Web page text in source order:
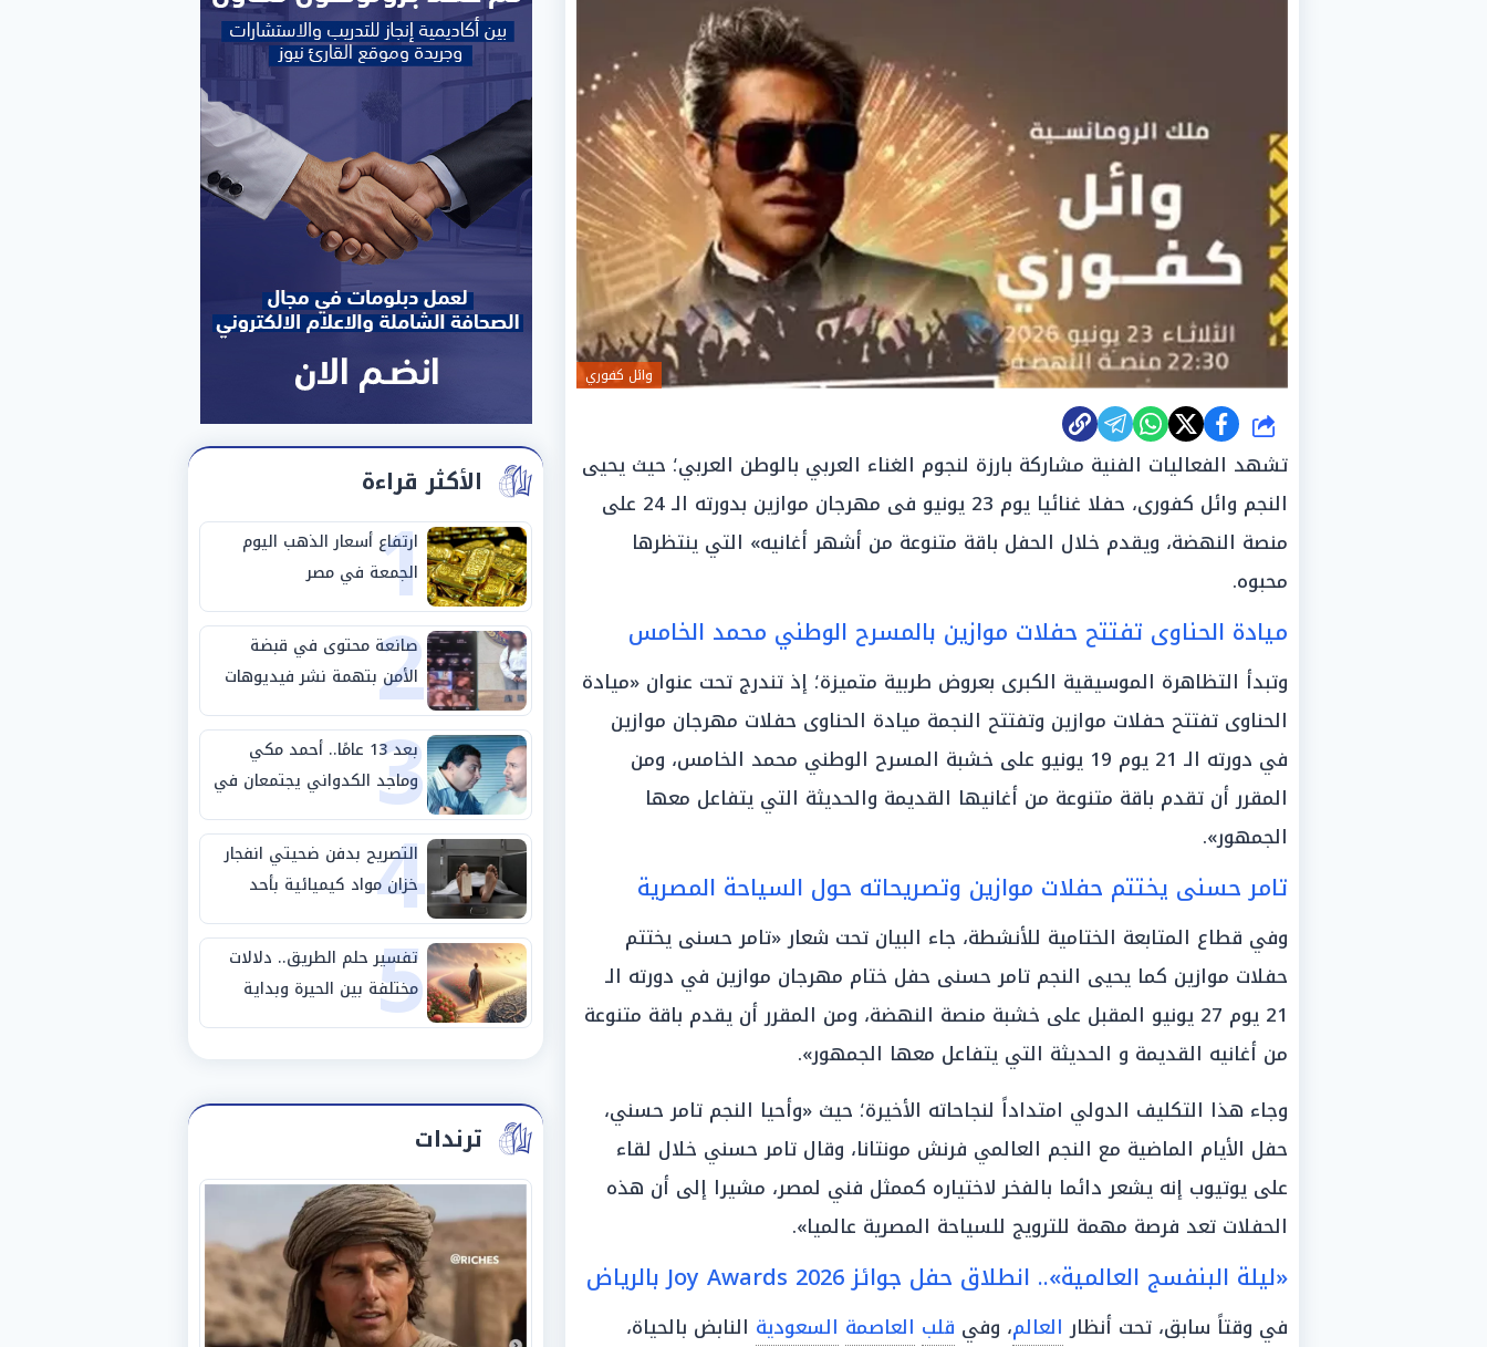
وائل كفوري
شارك
تشهد الفعاليات الفنية مشاركة بارزة لنجوم الغناء العربي بالوطن العربي؛ حيث يحيى
النجم وائل كفورى، حفلا غنائيا يوم 23 يونيو فى مهرجان موازين بدورته الـ 24 على
منصة النهضة، ويقدم خلال الحفل باقة متنوعة من أشهر أغانيه» التي ينتظرها
محبوه.
وتبدأ التظاهرة الموسيقية الكبرى بعروض طربية متميزة؛ إذ تندرج تحت عنوان «‎ميادة
الحناوى تفتتح حفلات موازين وتفتتح النجمة ميادة الحناوى حفلات مهرجان موازين
في دورته الـ 21 يوم 19 يونيو على خشبة المسرح الوطني محمد الخامس، ومن
المقرر أن تقدم باقة متنوعة من أغانيها القديمة والحديثة التي يتفاعل معها
الجمهور».
وفي قطاع المتابعة الختامية للأنشطة، جاء البيان تحت شعار «‎‏‎تامر حسنى يختتم
حفلات موازين كما يحيى النجم تامر حسنى حفل ختام مهرجان موازين في دورته الـ
21 يوم 27 يونيو المقبل على خشبة منصة النهضة، ومن المقرر أن يقدم باقة متنوعة
من أغانيه القديمة و الحديثة التي يتفاعل معها الجمهور».
وجاء هذا التكليف الدولي امتداداً لنجاحاته الأخيرة؛ حيث «وأحيا النجم تامر حسني،
حفل الأيام الماضية مع النجم العالمي فرنش مونتانا، وقال تامر حسني خلال لقاء
على يوتيوب إنه يشعر دائما بالفخر لاختياره كممثل فني لمصر، مشيرا إلى أن هذه
الحفلات تعد فرصة مهمة للترويج للسياحة المصرية عالميا».
«ليلة البنفسج العالمية».. انطلاق حفل جوائز Joy Awards 2026 بالرياض
في وقتاً سابق، تحت أنظار العالم، وفي قلب العاصمة السعودية النابض بالحياة،
الأكثر قراءة
1
ارتفاع أسعار الذهب اليوم
الجمعة في مصر
2
صانعة محتوى في قبضة
الأمن بتهمة نشر فيديوهات
خادشة للحياء
3 بعد 13 عامًا.. أحمد مكي
وماجد الكدواني يجتمعان في
«فرصة سعيدة»
4
التصريح بدفن ضحيتي انفجار
خزان مواد كيميائية بأحد
مصانع الفيوم
5
تفسير حلم الطريق.. دلالات
مختلفة بين الحيرة وبداية
مرحلة جديدة
ترندات